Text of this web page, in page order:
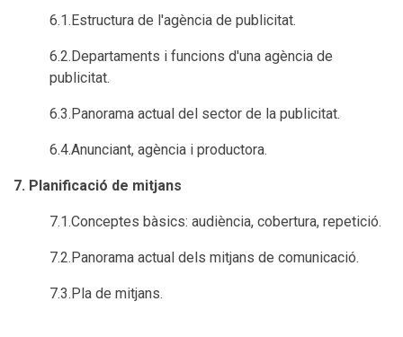
6.1.Estructura de l'agència de publicitat.
6.2.Departaments i funcions d'una agència de
publicitat.
6.3.Panorama actual del sector de la publicitat.
6.4.Anunciant, agència i productora.
7. Planificació de mitjans
7.1.Conceptes bàsics: audiència, cobertura, repetició.
7.2.Panorama actual dels mitjans de comunicació.
7.3.Pla de mitjans.